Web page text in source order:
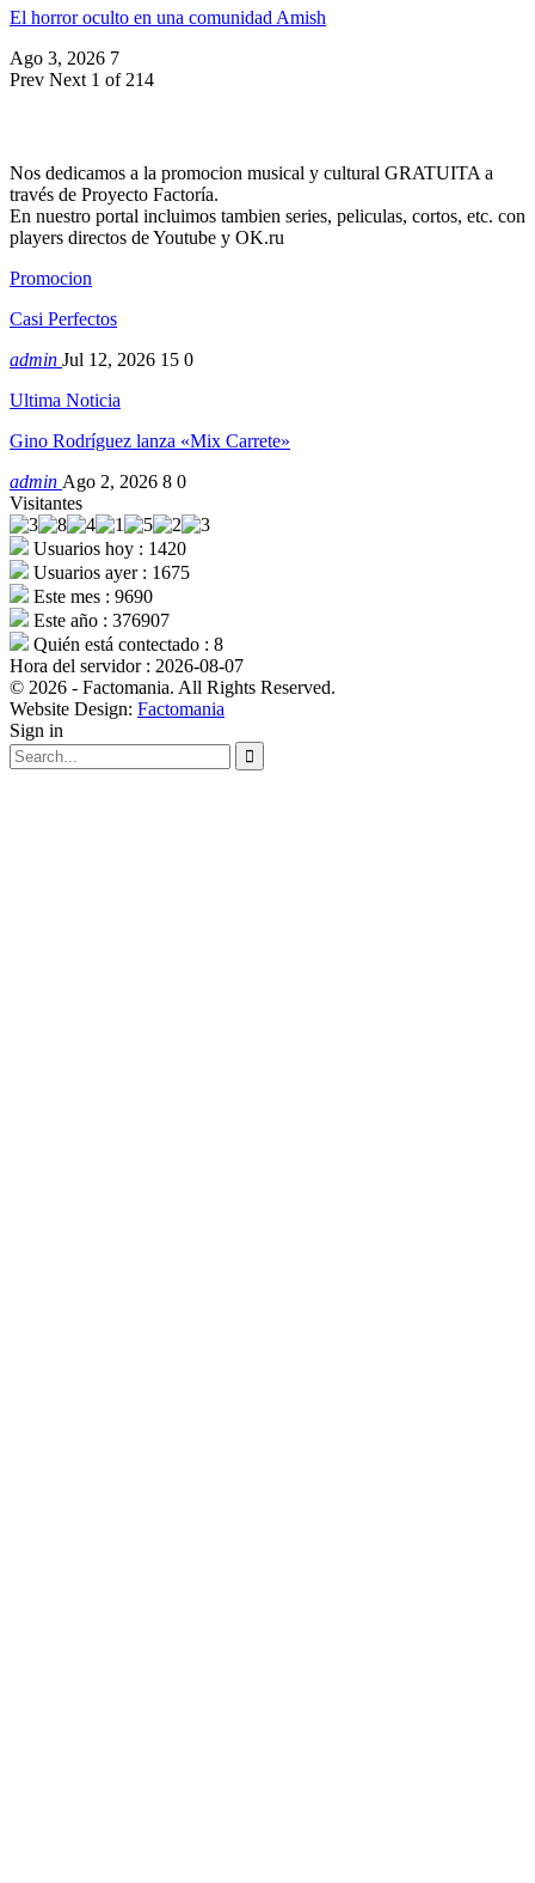
El horror oculto en una comunidad Amish
Ago 3, 2026 7
Prev Next 1 of 214
Nos dedicamos a la promocion musical y cultural GRATUITA a
través de Proyecto Factoría.
En nuestro portal incluimos tambien series, peliculas, cortos, etc. con
players directos de Youtube y OK.ru
Promocion
Casi Perfectos
admin Jul 12, 2026 15 0
Ultima Noticia
Gino Rodríguez lanza «Mix Carrete»
admin Ago 2, 2026 8 0
Visitantes
Usuarios hoy : 1420
Usuarios ayer : 1675
Este mes : 9690
Este año : 376907
Quién está contectado : 8
Hora del servidor : 2026-08-07
© 2026 - Factomania. All Rights Reserved.
Website Design: Factomania
Sign in